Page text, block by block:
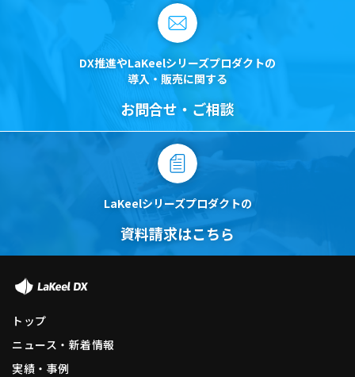
DX推進やLaKeelシリーズプロダクトの
導入・販売に関する
お問合せ・ご相談
LaKeelシリーズプロダクトの
資料請求はこちら
トップ
ニュース・新着情報
実績・事例